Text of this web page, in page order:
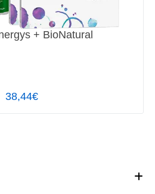
+ BioNatural
38,44€